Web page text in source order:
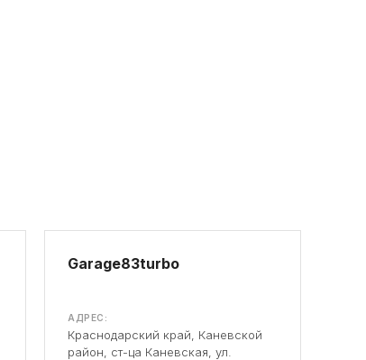
Garage83turbo
АДРЕС:
Краснодарский край, Каневской
район, ст-ца Каневская, ул.